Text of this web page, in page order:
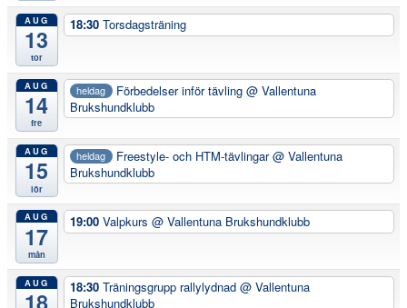
AUG
13
tor
18:30 Torsdagsträning
AUG
14
fre
heldag Förbedelser inför tävling@ Vallentuna
Brukshundklubb
AUG
15
lör
heldag Freestyle- och HTM-tävlingar@ Vallentuna
Brukshundklubb
AUG
17
mån
19:00 Valpkurs @ Vallentuna Brukshundklubb
AUG
18
18:30 Träningsgrupp rallylydnad @ Vallentuna
Brukshundklubb